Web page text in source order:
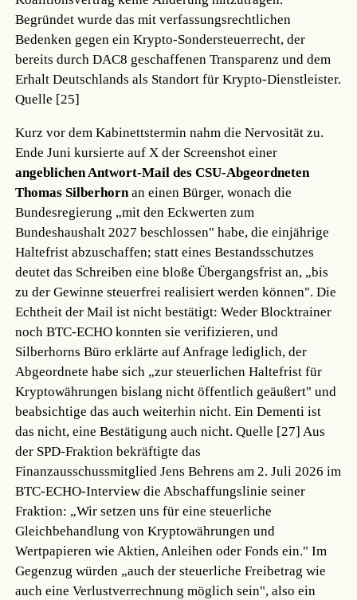
Begründet wurde das mit verfassungsrechtlichen
Bedenken gegen ein Krypto-Sondersteuerrecht, der
bereits durch DAC8 geschaffenen Transparenz und dem
Erhalt Deutschlands als Standort für Krypto-Dienstleister.
Quelle [25]
Kurz vor dem Kabinettstermin nahm die Nervosität zu.
Ende Juni kursierte auf X der Screenshot einer
angeblichen Antwort-Mail des CSU-Abgeordneten
Thomas Silberhornan einen Bürger, wonach die
Bundesregierung „mit den Eckwerten zum
Bundeshaushalt 2027 beschlossen" habe, die einjährige
Haltefrist abzuschaffen; statt eines Bestandsschutzes
deutet das Schreiben eine bloße Übergangsfrist an, „bis
zu der Gewinne steuerfrei realisiert werden können". Die
Echtheit der Mail ist nicht bestätigt: Weder Blocktrainer
noch BTC-ECHO konnten sie verifizieren, und
Silberhorns Büro erklärte auf Anfrage lediglich, der
Abgeordnete habe sich „zur steuerlichen Haltefrist für
Kryptowährungen bislang nicht öffentlich geäußert" und
beabsichtige das auch weiterhin nicht. Ein Dementi ist
das nicht, eine Bestätigung auch nicht.Quelle [27] Aus
der SPD-Fraktion bekräftigte das
Finanzausschussmitglied Jens Behrens am 2. Juli 2026 im
BTC-ECHO-Interview die Abschaffungslinie seiner
Fraktion: „Wir setzen uns für eine steuerliche
Gleichbehandlung von Kryptowährungen und
Wertpapieren wie Aktien, Anleihen oder Fonds ein." Im
Gegenzug würden „auch der steuerliche Freibetrag wie
auch eine Verlustverrechnung möglich sein", also ein